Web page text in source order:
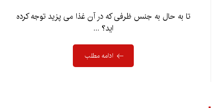
تا به حال به جنس ظرفی که در آن غذا می پزید توجه کرده
اید؟ ...
ادامه مطلب